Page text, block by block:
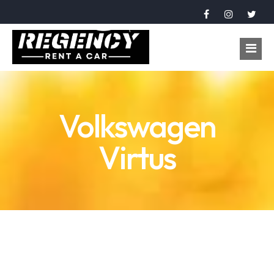
Volkswagen
Virtus